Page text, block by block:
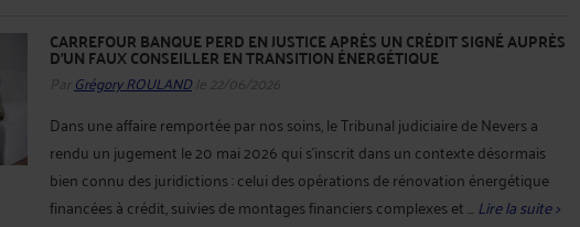
CARREFOUR BANQUE PERD EN JUSTICE APRÈS UN CRÉDIT SIGNÉ AUPRÈS
D'UN FAUX CONSEILLER EN TRANSITION ÉNERGÉTIQUE
Par Grégory ROULANDle 22/06/2026
Dans une affaire remportée par nos soins, le Tribunal judiciaire de Nevers a
rendu un jugement le 20 mai 2026 qui s'inscrit dans un contexte désormais
bien connu des juridictions : celui des opérations de rénovation énergétique
financées à crédit, suivies de montages financiers complexes et ...Lire la suite >